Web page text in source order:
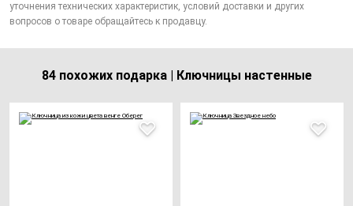
уточнения технических характеристик, условий доставки и других
вопросов о товаре обращайтесь к продавцу.
84 похожих подарка | Ключницы настенные